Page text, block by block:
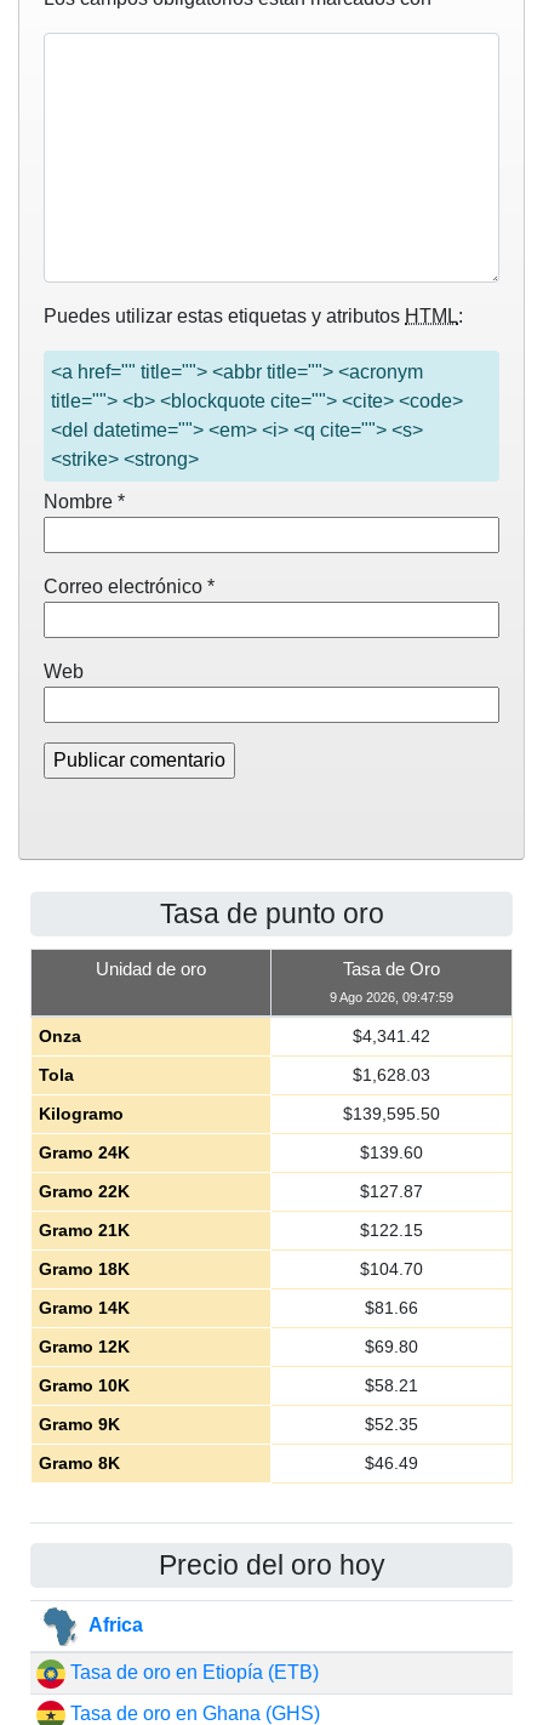
Puedes utilizar estas etiquetas y atributos HTML:
<a href="" title=""> <abbr title=""> <acronym
title=""> <b> <blockquote cite=""> <cite> <code>
<del datetime=""> <em> <i> <q cite=""> <s>
<strike> <strong>
Nombre *
Correo electrónico *
Web
Tasa de punto oro
Unidad de oro Tasa de Oro
9 Ago 2026, 09:47:59
Onza $4,341.42
Tola
$1,628.03
Kilogramo
$139,595.50
Gramo 24K
$139.60
Gramo 22K
$127.87
Gramo 21K
$122.15
Gramo 18K
$104.70
Gramo 14K
$81.66
Gramo 12K
$69.80
Gramo 10K
$58.21
Gramo 9K
$52.35
Gramo 8K
$46.49
Precio del oro hoy
Africa
Tasa de oro en Etiopía (ETB)
Tasa de oro en Ghana (GHS)